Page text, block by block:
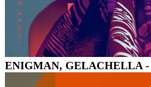
ENIGMAN, GELACHELLA -